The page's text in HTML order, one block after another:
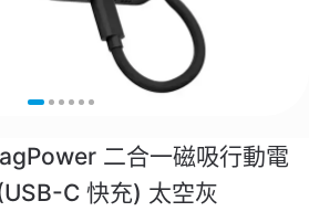
二合一磁吸行動電
C 快充) 太空灰